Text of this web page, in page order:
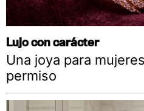
Lujo con carácter
Una joya para
permiso